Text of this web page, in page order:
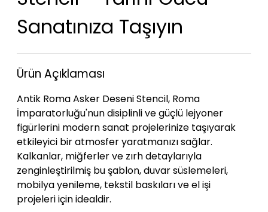
Sanatınıza Taşıyın
Ürün Açıklaması
Antik Roma Asker Deseni Stencil, Roma
İmparatorluğu'nun disiplinli ve güçlü lejyoner
figürlerini modern sanat projelerinize taşıyarak
etkileyici bir atmosfer yaratmanızı sağlar.
Kalkanlar, miğferler ve zırh detaylarıyla
zenginleştirilmiş bu şablon, duvar süslemeleri,
mobilya yenileme, tekstil baskıları ve el işi
projeleri için idealdir.